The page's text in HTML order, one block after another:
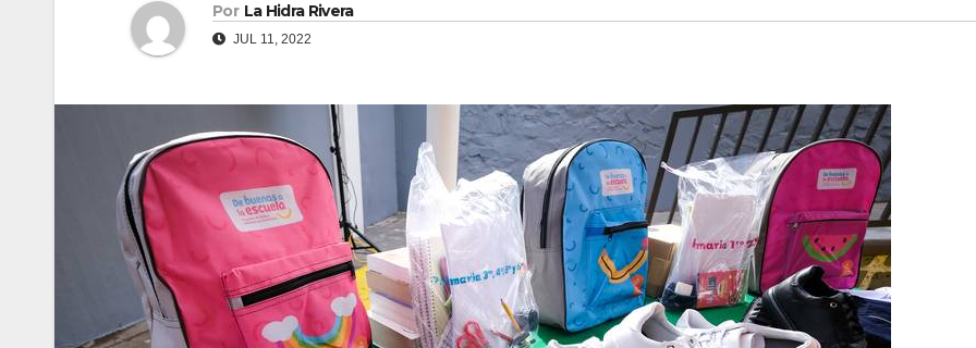
Por La Hidra Rivera
JUL 11, 2022